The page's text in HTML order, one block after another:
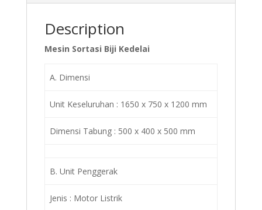
Description
Mesin Sortasi Biji Kedelai
A. Dimensi
Unit Keseluruhan : 1650 x 750 x 1200 mm
Dimensi Tabung : 500 x 400 x 500 mm
B. Unit Penggerak
Jenis : Motor Listrik